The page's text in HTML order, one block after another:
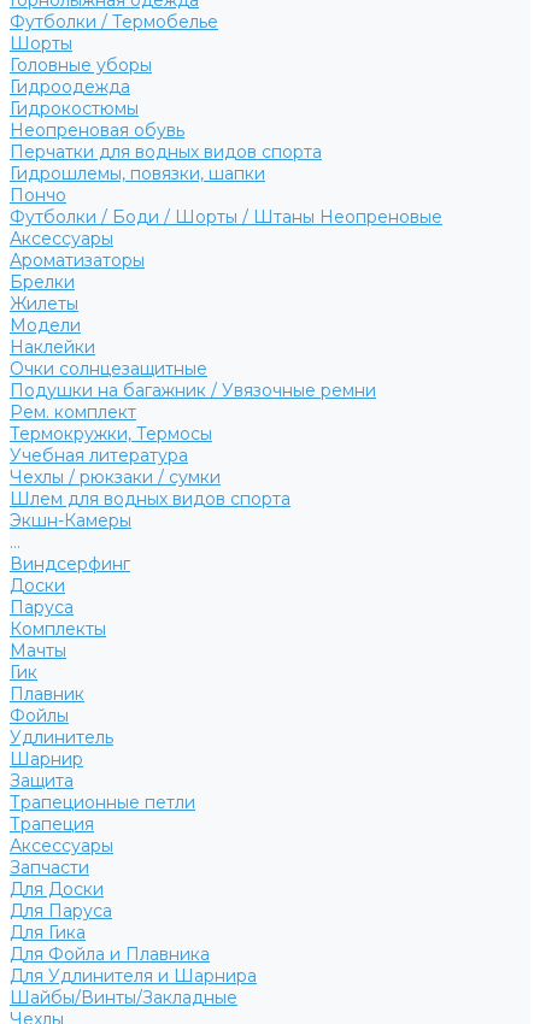
Футболки / Термобелье
Шорты
Головные уборы
Гидроодежда
Гидрокостюмы
Неопреновая обувь
Перчатки для водных видов спорта
Гидрошлемы, повязки, шапки
Пончо
Футболки / Боди / Шорты / Штаны Неопреновые
Аксессуары
Ароматизаторы
Брелки
Жилеты
Модели
Наклейки
Очки солнцезащитные
Подушки на багажник / Увязочные ремни
Рем. комплект
Термокружки, Термосы
Учебная литература
Чехлы / рюкзаки / сумки
Шлем для водных видов спорта
Экшн-Камеры
...
Виндсерфинг
Доски
Паруса
Комплекты
Мачты
Гик
Плавник
Фойлы
Удлинитель
Шарнир
Защита
Трапеционные петли
Трапеция
Аксессуары
Запчасти
Для Доски
Для Паруса
Для Гика
Для Фойла и Плавника
Для Удлинителя и Шарнира
Шайбы/Винты/Закладные
Чехлы